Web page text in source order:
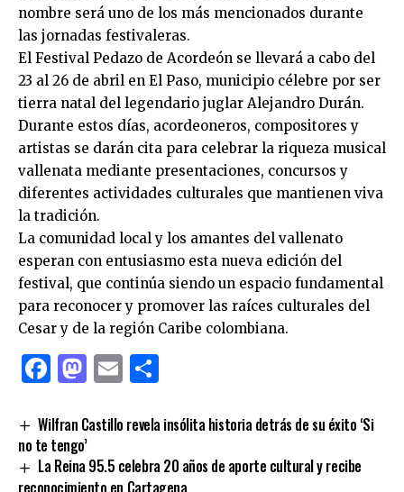
nombre será uno de los más mencionados durante
las jornadas festivaleras.
El Festival Pedazo de Acordeón se llevará a cabo del
23 al 26 de abril en El Paso, municipio célebre por ser
tierra natal del legendario juglar Alejandro Durán.
Durante estos días, acordeoneros, compositores y
artistas se darán cita para celebrar la riqueza musical
vallenata mediante presentaciones, concursos y
diferentes actividades culturales que mantienen viva
la tradición.
La comunidad local y los amantes del vallenato
esperan con entusiasmo esta nueva edición del
festival, que continúa siendo un espacio fundamental
para reconocer y promover las raíces culturales del
Cesar y de la región Caribe colombiana.
Facebook
Mastodon
Email
Wilfran Castillo revela insólita historia detrás de su éxito ‘Si
no te tengo’
La Reina 95.5 celebra 20 años de aporte cultural y recibe